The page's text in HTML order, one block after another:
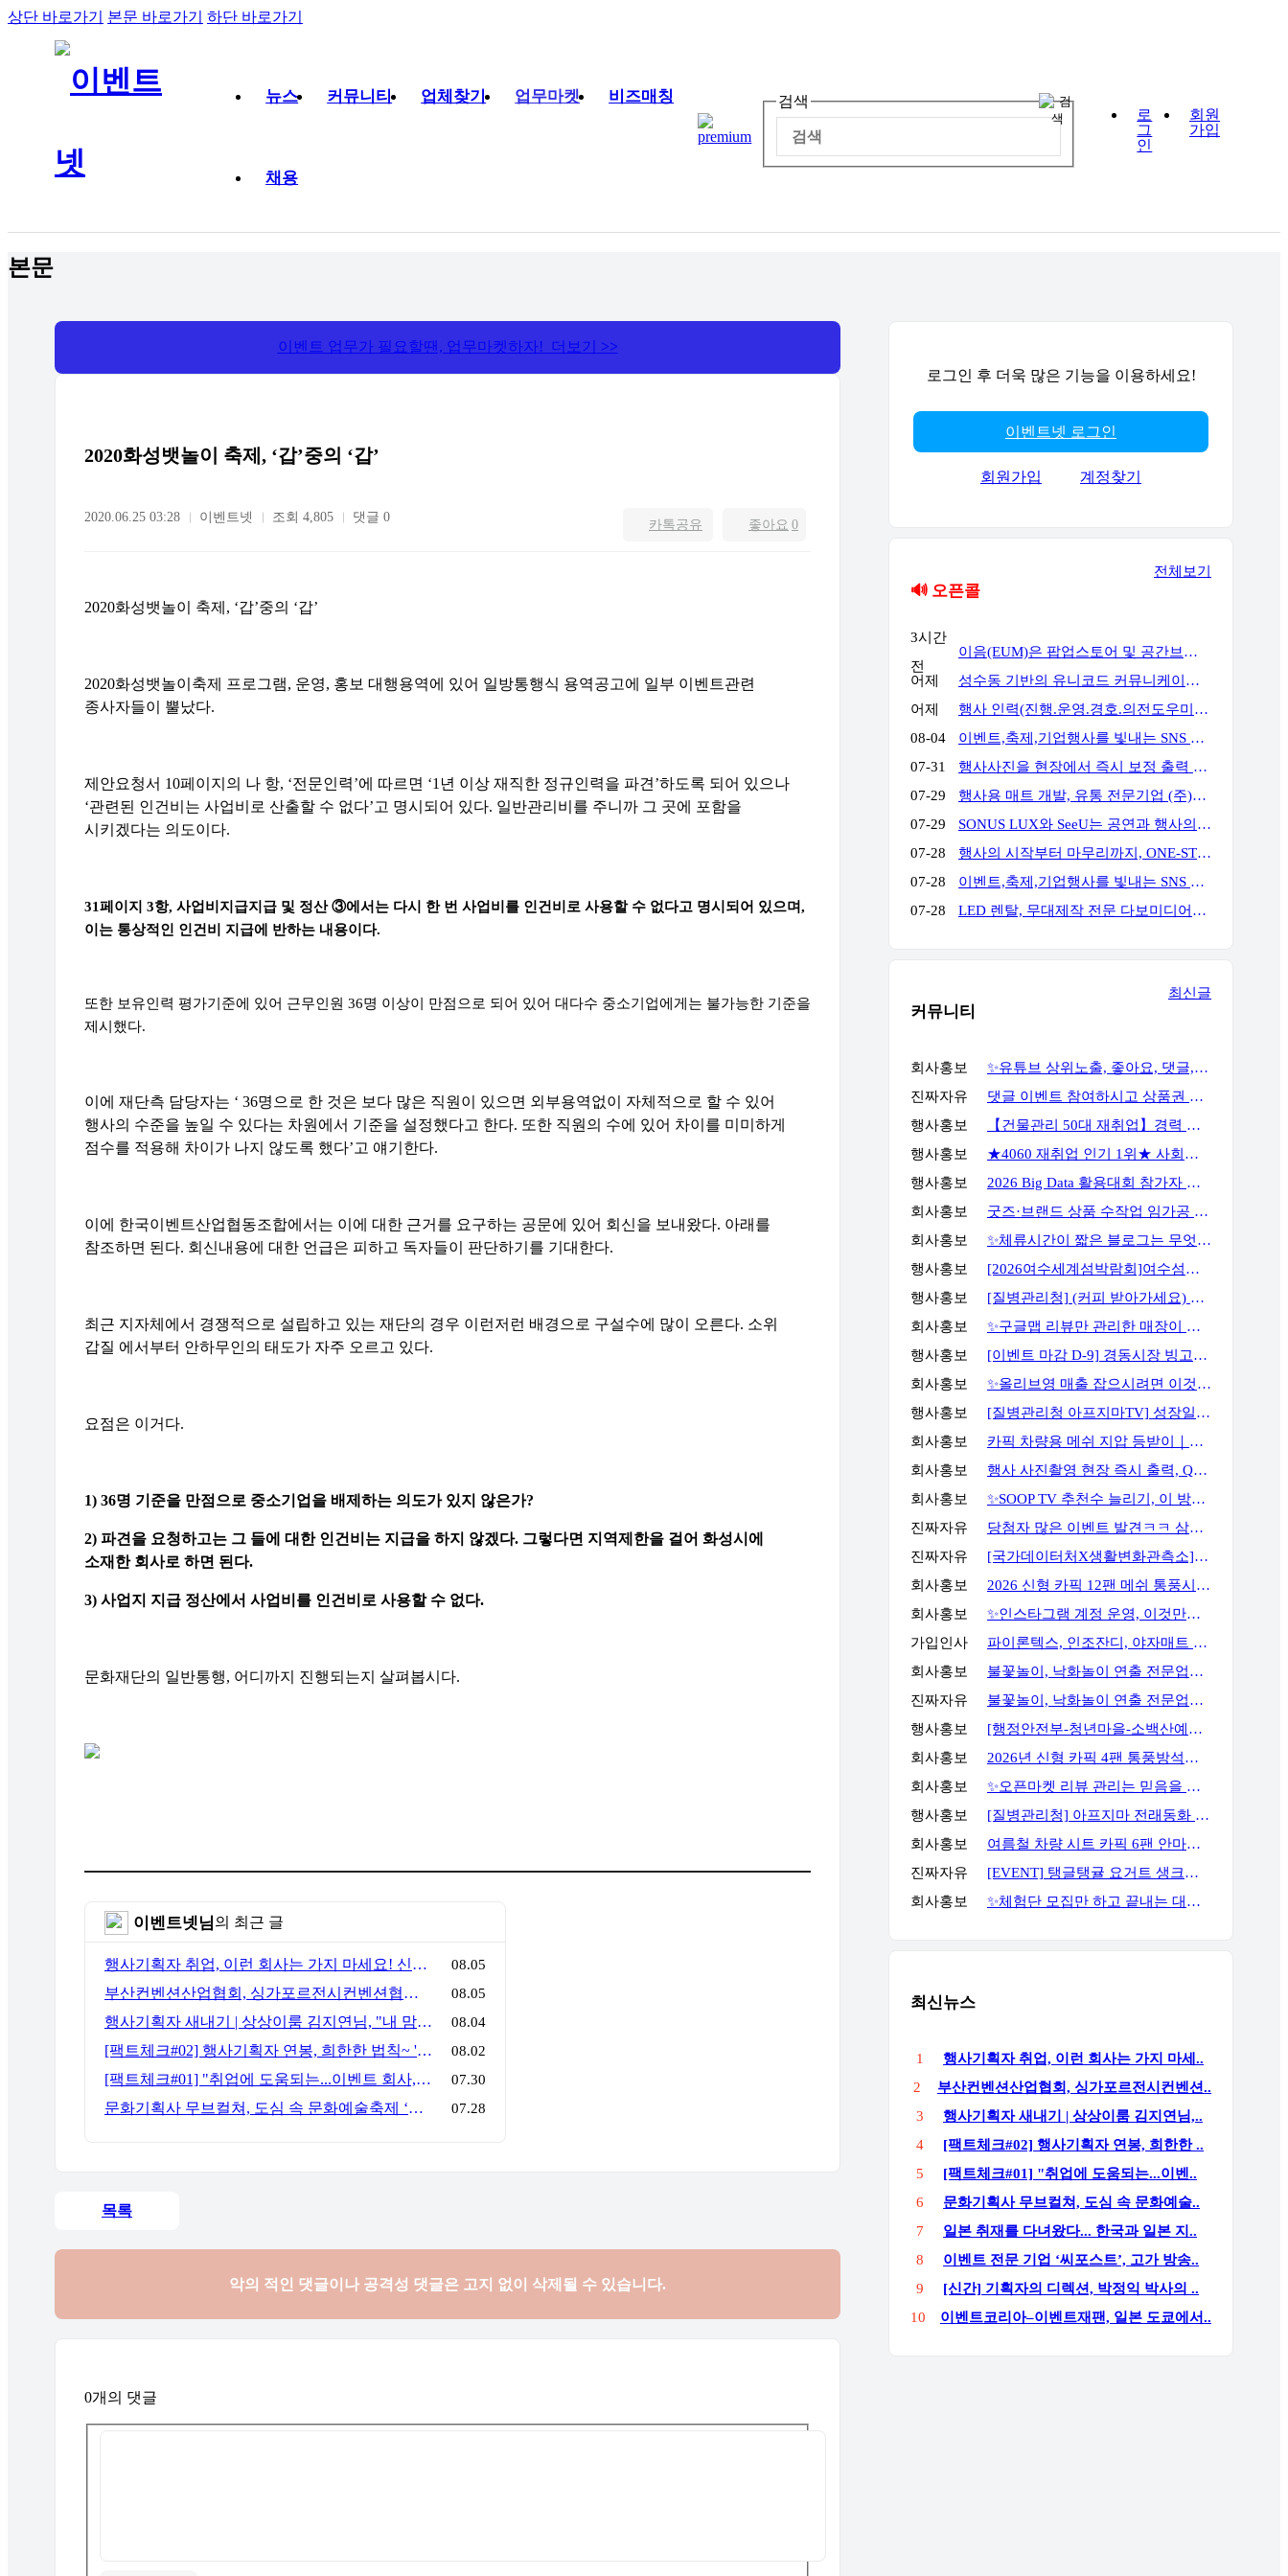
상단 바로가기 본문 바로가기 하단 바로가기
뉴스 커뮤니티 업체찾기 업무마켓 비즈매칭
채용
검색
로
그
인
회원
가입
본문
이벤트 업무가 필요할땐, 업무마켓하자! 더보기 >>
2020화성뱃놀이 축제, ‘갑’중의 ‘갑’
2020.06.25 03:28 이벤트넷 조회 4,805 댓글 0
좋아요 0
카톡공유
2020화성뱃놀이 축제 , ‘갑’중의 ‘갑’
2020화성뱃놀이축제 프로그램, 운영, 홍보 대행용역에 있어 일방통행식 용역공고에 일부 이벤트관련
종사자들이 뿔났다.
제안요청서 10페이지의 나 항, ‘전문인력’에 따르면 ‘1 년 이상 재직한 정규인력을 파견 ’하도록 되어 있으나
‘관련된 인건비는 사업비로 산출할 수 없다’고 명시되어 있다. 일반관리비를 주니까 그 곳에 포함을
시키겠다는 의도이다.
31페이지 3항, 사업비지급지급 및 정산③에서는 다시 한 번 사업비를 인건비로 사용할 수 없다고 명시되어 있으며,
이는 통상적인 인건비 지급에 반하는 내용이다.
또한 보유인력 평가기준에 있어 근무인원 36명 이상이 만점으로 되어 있어 대다수 중소기업에게는 불가능한 기준을
제시했다.
이에 재단측 담당자는 ‘ 36명으로 한 것은 보다 많은 직원이 있으면 외부용역없이 자체적으로 할 수 있어
행사의 수준을 높일 수 있다는 차원에서 기준을 설정했다고 한다. 또한 직원의 수에 있어 차이를 미미하게
점수를 적용해 차이가 나지 않도록 했다’고 얘기한다.
이에 한국이벤트산업협동조합에서는 이에 대한 근거를 요구하는 공문에 있어 회신을 보내왔다. 아래를
참조하면 된다. 회신내용에 대한 언급은 피하고 독자들이 판단하기를 기대한다.
최근 지자체에서 경쟁적으로 설립하고 있는 재단의 경우 이런저런 배경으로 구설수에 많이 오른다. 소위
갑질 에서부터 안하무인의 태도가 자주 오르고 있다.
요점은 이거다.
1) 36명 기준을 만점으로 중소기업을 배제하는 의도가 있지 않은가?
2) 파견을 요청하고는 그 들에 대한 인건비는 지급을 하지 않겠다. 그렇다면 지역제한을 걸어 화성시에
소재한 회사로 하면 된다.
3) 사업지 지급 정산에서 사업비를 인건비로 사용할 수 없다.
문화재단의 일반통행, 어디까지 진행되는지 살펴봅시다.
이벤트넷님의 최근 글
행사기획자 취업, 이런 회사는 가지 마세요! 신입이 꼭 알아야 할 5가지 기준[이벤트산업 팩트체크#3] 08.05
부산컨벤션산업협회, 싱가포르전시컨벤션협회(SACEOS)와 업무협약 체결… 아시아 마이스 협력 확대 08.05
행사기획자 새내기 | 상상이룸 김지연님, "내 맘대로, 내 뜻대로 행사를 만든다 08.04
[팩트체크#02] 행사기획자 연봉, 희한한 법칙~ '첨에는 비실, 3년만 지나면 튼실' 08.02
[팩트체크#01] "취업에 도움되는...이벤트 회사, 어떻게 구분할까?"… 1인당 매출 '3억 원'의 법칙 07.30
문화기획사 무브컬쳐, 도심 속 문화예술축제 ‘서초 클래식 테마파크: 봄밤의 클래식’ 성공적 연출 07.28
목록
악의 적인 댓글이나 공격성 댓글은 고지 없이 삭제될 수 있습니다.
0개의 댓글
로그인 후 더욱 많은 기능을 이용하세요!
이벤트넷 로그인
회원가입 계정찾기
🔊 오픈콜
전체보기
3시간
전
이음(EUM)은 팝업스토어 및 공간브랜딩 전문 업체로서 공간에서 고객과의 접점을 통해 공간에서의 체험과 브랜드 경험을 통해 고객의 마음을 움직일 수 있는 전문 기업입니다. 성수동, 홍대앞, 더현대여의도, 현대백화점 판교 & 목동 & 삼성 & 압구정, 롯데백화점 잠실 & 에비뉴엘, 양양 서피비치, 스타필드, IFC몰, 코엑스, 킨텍스, 교보 & 영풍문고, 부산 밀락타운 & 더베이 101, 콘래드 호텔, 동해안, 전국 리조트 및 호텔 등등에서 경험과 실적을 가지고 있으며, 팝업스토어와 공간브랜딩을 디자인에서부터 시공, 철거까지 완벽한 원스탑 서비스를 대행해드리고 있습니다.
어제
성수동 기반의 유니코드 커뮤니케이션즈는 브랜드의 가치를 감각적으로 현장화하는 마케팅·프로모션 전문 대행사입니다. 팝업스토어, 기업 행사, 전시부터 축제 부스까지 콘셉트 기획·공간 연출·현장 운영을 통합 수행하여 완성도 높은 행사를 만듭니다. 기획부터 공간연출 현장운영 인력섭외까지 유니코드에게 맞겨주세요!
어제
행사 인력(진행.운영.경호.의전도우미.프로모터.관람객등) 토탈 에이전시 입니다. 행사 운영에 어려움 많으시죠? 저희가 해결 해드립니다!!!! 연락주세요~!!! 주)월드플래닝 입니다.
08-04
이벤트,축제,기업행사를 빛내는 SNS 숏폼 360 포토(영상)부스입니다. 전문 운영팀이 진행,설치,철거까지 완벽하게 책임집니다. 문의만 주시면 이벤트에 맞게 운영을 제안해드리며,전국 어디서나 렌탈 가능합니다. 인스타그램) https://www.instagram.com/360photo.kr/ 블로그) https://blog.naver.com/360photobooth/ TEL) 032-322-3367 Email) contact@360photo.kr 카톡문의) http://pf.kakao.com/_rxdBin/chat
07-31
행사사진을 현장에서 즉시 보정 출력 진행하는 미스터문포토 문성준실장입니다. 하이브 행사 사진출력 전속진행업체입니다. 포토존사진인화.출력 실시간 상담 http://pf.kakao.com/_Lxkxbxon/chat
07-29
행사용 매트 개발, 유통 전문기업 (주)비오케이 입니다. 기업행사용 '파이론텍스(파이텍스)', '화사한 조경 인조잔디'를 행사 분야에 대량 공급하고 있습니다. 단순 구매 및 렌탈, 시공 까지 모두 가능하며 온-오프라인 최저가 공급을 약속합니다. 실제 거래 중인 기업 대표님들께서 아주 저렴하게 만족스러운 품질로 사용 중이십니다. 문의: 010 4II9 43II 이메일: kbs@bokkorea.com
07-29
SONUS LUX와 SeeU는 공연과 행사의 음향·조명을 설계하고 운영하는 현장 전문팀입니다. 방송 프로그램, 국가행사, 대형 페스티벌, 기업행사 등 다양한 프로젝트에서 축적한 경험을 바탕으로 공간 구조와 행사 성격, 관객 규모에 맞는 시스템을 구성합니다. 장비 수량이나 규모를 앞세우기보다 명료한 사운드, 효과적인 조명 연출, 안정적인 현장 운영을 중요하게 생각합니다. 공연, 기업행사, 컨퍼런스, 전시, 학교축제, 교회 행사 등 각 현장에 필요한 음향·조명 장비와 전문 인력을 제공합니다. 주요 업무 공연 및 행사 음향·조명 장비 렌탈 현장 여건에 맞춘 시스템 설계와 장비 구성 FOH·모니터·재생·송출 음향 운영 무대조명 디자인 및 오퍼레이팅 장비 설치, 시스템 튜닝 및 현장 기술 관리 문의 대표: 김수한 연락처: 010-8309-1024 이메일: sonus-lux@naver.com
07-28
행사의 시작부터 마무리까지, ONE-STOP 행사 전문 파트너 행사 기획·운영부터 무대·음향·조명·LED 스크린 시스템, 전문 기술 인력까지 모두 갖춘 원스톱 행사 전문 업체입니다. 행사에 필요한 여러 업체를 따로 섭외할 필요 없이, 기획부터 설치·운영·철수까지 전 과정을 하나의 파트너가 책임지고 수행합니다. WHY US? ✅ 풍부한 수행 경험과 검증된 운영 노하우 공공기관·지자체·지역축제·기업행사 등 다양한 프로젝트 수행 경험을 바탕으로 안정적이고 체계적인 행사 운영을 제공합니다. ✅ 전문 기술 인력의 체계적인 현장 운영 무대·음향·조명·LED 스크린까지 숙련된 전문 인력이 직접 운영하여 완성도 높은 행사 품질과 신속한 현장 대응을 제공합니다. ✅ 자체 장비 시스템 기반의 원스톱 서비스 무대·음향·조명·LED 스크린 등 주요 행사 장비를 자체 보유하여 높은 품질, 신속한 대응, 합리적인 비용으로 효율적인 행사 운영을 지원합니다. 주요 서비스 ✔ 공공기관·지자체 공식 행사 (준공식, 개소식, 기념식, 선포식 등) ✔ 지역축제·문화·관광 행사 ✔ 기업·기관·단체 행사 (체육대회, 워크숍, 기념행사 등) ✔ 무대·음향·조명·LED 시스템 설계·설치 및 운영
07-28
이벤트,축제,기업행사를 빛내는 SNS 숏폼 360 포토(영상)부스입니다. 전문 운영팀이 진행,설치,철거까지 완벽하게 책임집니다. 문의만 주시면 이벤트에 맞게 운영을 제안해드리며,전국 어디서나 렌탈 가능합니다. 인스타그램) https://www.instagram.com/360photo.kr/ 블로그) https://blog.naver.com/360photobooth/ TEL) 032-322-3367 Email) contact@360photo.kr 카톡문의) http://pf.kakao.com/_rxdBin/chat
07-28
LED 렌탈, 무대제작 전문 다보미디어입니다! 연락주세요!
커뮤니티
최신글
회사홍보
✨유튜브 상위노출, 좋아요, 댓글, 구독, 알림설정까지 관리하세요✨
진짜자유
댓글 이벤트 참여하시고 상품권 받아가세요!
행사홍보
【건물관리 50대 재취업】경력 없이 안전관리자 준비하는 방법
행사홍보
★4060 재취업 인기 1위★ 사회복지사 2급, 시험 없이 취득 하는 방법
행사홍보
2026 Big Data 활용대회 참가자 모집
회사홍보
굿즈·브랜드 상품 수작업 임가공 포장 전문 서비스, GOODSPACK (소량 포장 가능)
회사홍보
✨체류시간이 짧은 블로그는 무엇부터 바꿔야 할까요?✨
행사홍보
[2026여수세계섬박람회]여수섬바다 댄스 챌린지 EVENT
행사홍보
[질병관리청] (커피 받아가세요) 화영이의 성장일기 5화 OX 퀴즈 이벤트
회사홍보
✨구글맵 리뷰만 관리한 매장이 오래 버티지 못하는 이유✨
행사홍보
[이벤트 마감 D-9] 경동시장 빙고판 채우고 마사지기, 아이스크림 등 받아가세요!
회사홍보
✨올리브영 매출 잡으시려면 이것만큼은 꼭 알고 계셔야 합니다✨
행사홍보
[질병관리청 아프지마TV] 성장일기 5화 OX 퀴즈 이벤트
회사홍보
카픽 차량용 메쉬 지압 등받이｜운전할 때도, 사무실에서도 허리까지 편안하게
회사홍보
행사 사진촬영 현장 즉시 출력, QR사진으로 다운로드 가능까지
회사홍보
✨SOOP TV 추천수 늘리기, 이 방법으로 해결할 수 있습니다✨
진짜자유
당첨자 많은 이벤트 발견ㅋㅋ 삼성스토어 블로그 포스트 공유 이벤트
진짜자유
[국가데이터처X생활변화관측소] 구독·댓글 이벤트
회사홍보
2026 신형 카픽 12팬 메쉬 통풍시트｜차 안 더위와 답답함을 줄여주는 차량용 통풍시트
회사홍보
✨인스타그램 계정 운영, 이것만큼은 꼭 알고 시작하세요✨
가입인사
파이론텍스, 인조잔디, 야자매트 가장 저렴하게 공급합니다.
회사홍보
불꽃놀이, 낙화놀이 연출 전문업체 세홍SFC 입니다
진짜자유
불꽃놀이, 낙화놀이 연출 전문업체 세홍SFC 입니다
행사홍보
[행정안전부-청년마을-소백산예술촌] 무료 주말 기획자 과정
회사홍보
2026년 신형 카픽 4팬 통풍방석｜차량·가정 겸용 자동 착석감지 통풍방석
회사홍보
✨오픈마켓 리뷰 관리는 믿음을 주는 곳에서 진행해야 합니다✨
행사홍보
[질병관리청] 아프지마 전래동화 혹부리영감 이벤트
회사홍보
여름철 차량 시트 카픽 6팬 안마통풍시트
진짜자유
[EVENT] 탱글탱귤 요거트 생크림 케이크 신상 출시! 소문내고 선물받자!
회사홍보
✨체험단 모집만 하고 끝내는 대표님들은 이 글을 봐주세요✨
최신뉴스
1
행사기획자 취업, 이런 회사는 가지 마세..
2
부산컨벤션산업협회, 싱가포르전시컨벤션..
3
행사기획자 새내기 | 상상이룸 김지연님,..
4
[팩트체크#02] 행사기획자 연봉, 희한한 ..
5
[팩트체크#01] "취업에 도움되는...이벤..
6
문화기획사 무브컬쳐, 도심 속 문화예술..
7
일본 취재를 다녀왔다... 한국과 일본 지..
8
이벤트 전문 기업 ‘씨포스트’, 고가 방송..
9
[신간] 기획자의 디렉션, 박정익 박사의 ..
10
이벤트코리아–이벤트재팬, 일본 도쿄에서..